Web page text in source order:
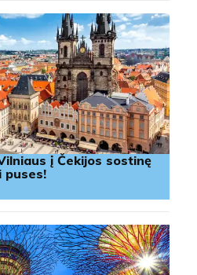
į Čekijos sostinę
puses!